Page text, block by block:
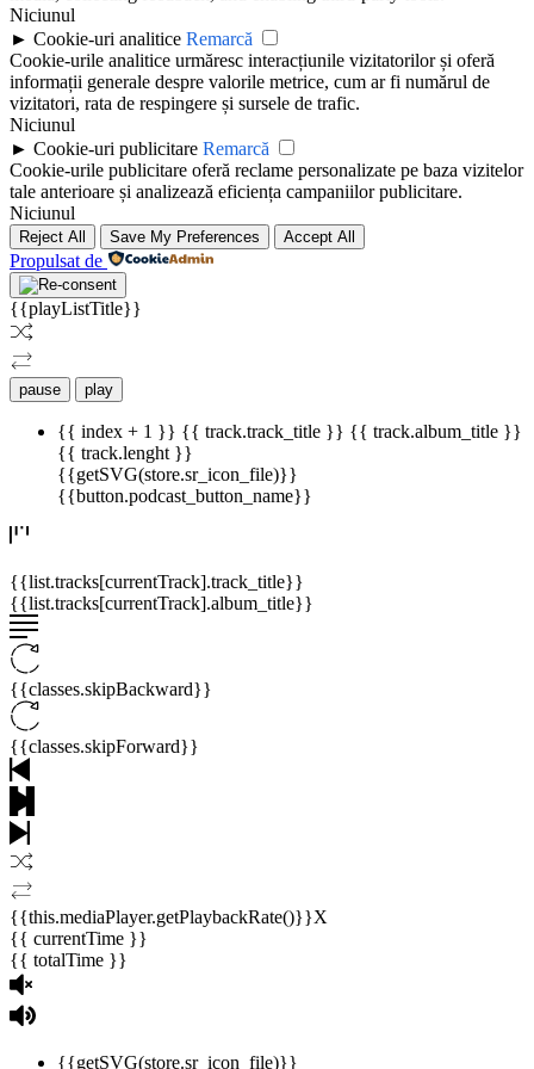
Niciunul
► Cookie-uri analitice Remarcă
Cookie-urile analitice urmăresc interacțiunile vizitatorilor și oferă
informații generale despre valorile metrice, cum ar fi numărul de
vizitatori, rata de respingere și sursele de trafic.
Niciunul
► Cookie-uri publicitare Remarcă
Cookie-urile publicitare oferă reclame personalizate pe baza vizitelor
tale anterioare și analizează eficiența campaniilor publicitare.
Niciunul
Reject All Save My Preferences Accept All
Propulsat de
{{playListTitle}}
pause play
{{ index + 1 }} {{ track.track_title }} {{ track.album_title }}
{{ track.lenght }}
{{getSVG(store.sr_icon_file)}}
{{button.podcast_button_name}}
{{list.tracks[currentTrack].track_title}}
{{list.tracks[currentTrack].album_title}}
{{classes.skipBackward}}
{{classes.skipForward}}
{{this.mediaPlayer.getPlaybackRate()}}X
{{ currentTime }}
{{ totalTime }}
{{getSVG(store.sr_icon_file)}}